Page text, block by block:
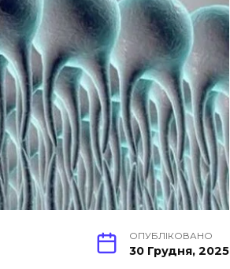
ОПУБЛІКОВАНО
30 Грудня, 2025